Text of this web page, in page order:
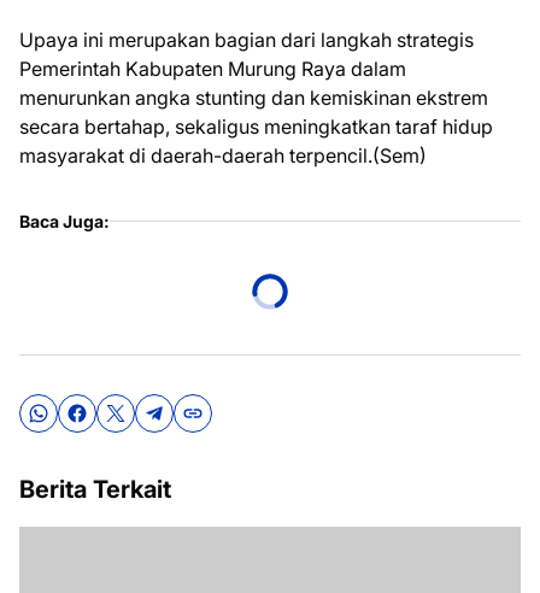
Upaya ini merupakan bagian dari langkah strategis
Pemerintah Kabupaten Murung Raya dalam
menurunkan angka stunting dan kemiskinan ekstrem
secara bertahap, sekaligus meningkatkan taraf hidup
masyarakat di daerah-daerah terpencil.(Sem)
Baca Juga:
Berita Terkait